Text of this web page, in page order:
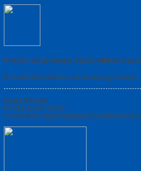
Produk yang sangat tepat, pilihan
Berhasil ditambahkan ke keranjang belanja
Lanjut Belanja
Produk Quick Order
Pemesanan dapat langsung menghubungi